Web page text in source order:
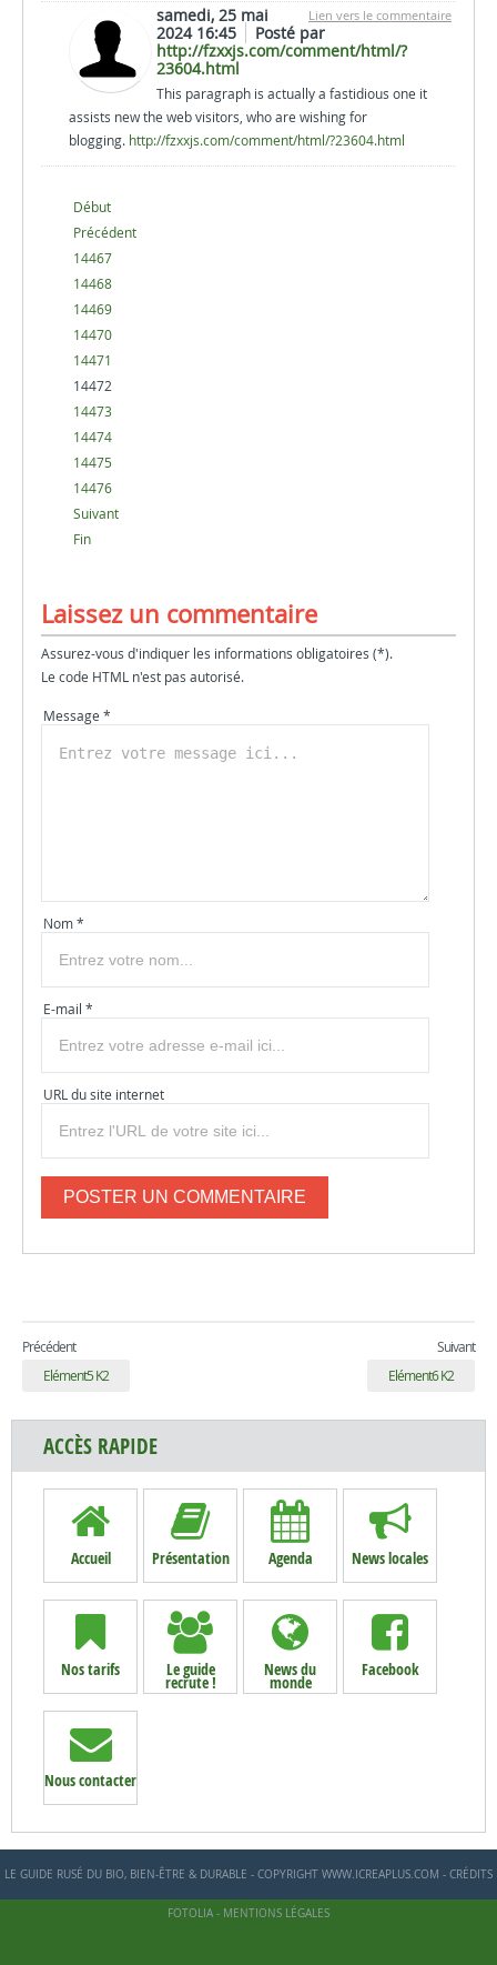
Lien vers le commentaire
samedi, 25 mai
2024 16:45
Posté par
http://fzxxjs.com/comment/html/?
23604.html
This paragraph is actually a fastidious one it
assists new the web visitors, who are wishing for
blogging. http://fzxxjs.com/comment/html/?23604.html
Début
Précédent
14467
14468
14469
14470
14471
14472
14473
14474
14475
14476
Suivant
Fin
Laissez un commentaire
Assurez-vous d'indiquer les informations obligatoires (*).
Le code HTML n'est pas autorisé.
Message *
Nom *
E-mail *
URL du site internet
Précédent
Elément5 K2
Suivant
Elément6 K2
ACCÈS RAPIDE
Accueil Présentation Agenda News locales
Nos tarifs Le guide
recrute !
News du
monde
Facebook
Nous contacter
LE GUIDE RUSÉ DU BIO, BIEN-ÊTRE & DURABLE - COPYRIGHT WWW.ICREAPLUS.COM - CRÉDITS
FOTOLIA - MENTIONS LÉGALES